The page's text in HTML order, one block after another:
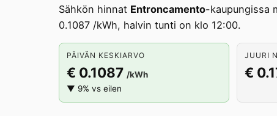
Sähkön hinnat Entroncamento-kaupungissa
0.1087 /kWh, halvin tunti on klo 12:00.
PÄIVÄN KESKIARVO
€ 0.1087 /kWh
▼ 9% vs eilen
JUURI
€